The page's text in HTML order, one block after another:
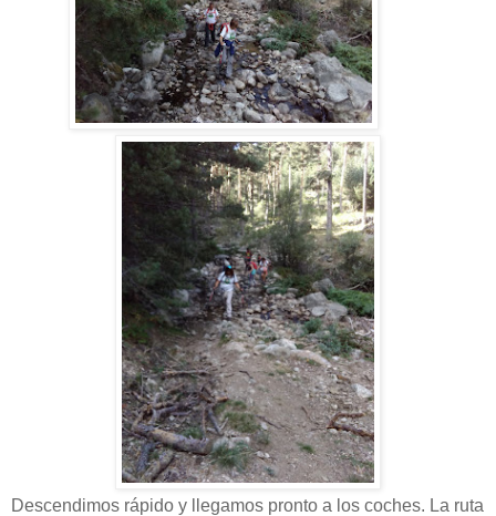
Descendimos rápido y llegamos pronto a los coches. La ruta